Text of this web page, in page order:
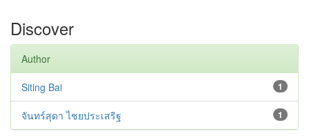
Discover
Author
1
Siting Bai
1
จันทร์สุดา ไชยประเสริฐ